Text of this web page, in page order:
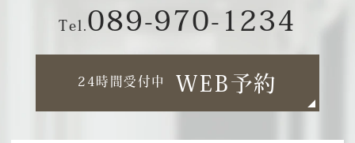
Tel. 089-970-1234
24時間受付中 WEB予約